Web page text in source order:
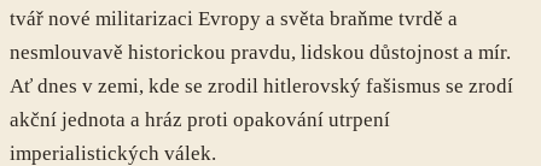
tvář nové militarizaci Evropy a světa braňme tvrdě a
nesmlouvavě historickou pravdu, lidskou důstojnost a mír.
Ať dnes v zemi, kde se zrodil hitlerovský fašismus se zrodí
akční jednota a hráz proti opakování utrpení
imperialistických válek.